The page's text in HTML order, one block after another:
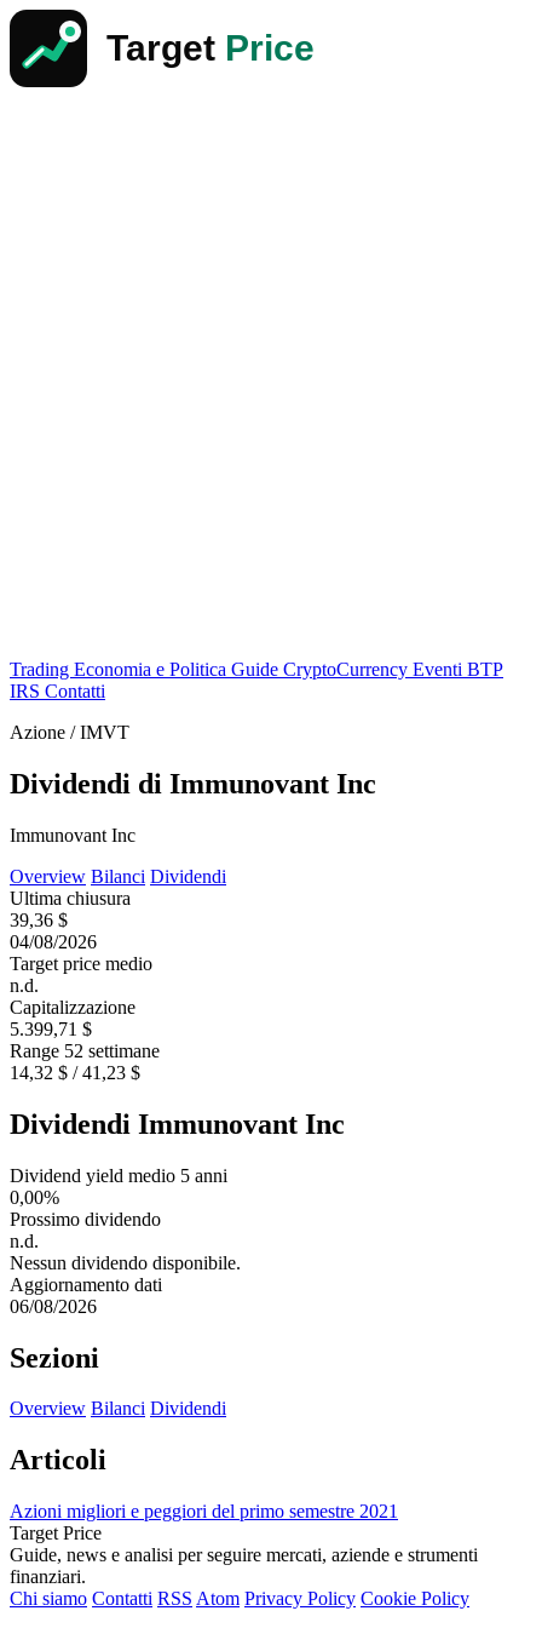
Trading Economia e Politica Guide CryptoCurrency Eventi BTP
IRS Contatti
Azione / IMVT
Dividendi di Immunovant Inc
Immunovant Inc
Overview Bilanci Dividendi
Ultima chiusura
39,36 $
04/08/2026
Target price medio
n.d.
Capitalizzazione
5.399,71 $
Range 52 settimane
14,32 $ / 41,23 $
Dividendi Immunovant Inc
Dividend yield medio 5 anni
0,00%
Prossimo dividendo
n.d.
Nessun dividendo disponibile.
Aggiornamento dati
06/08/2026
Sezioni
Overview Bilanci Dividendi
Articoli
Azioni migliori e peggiori del primo semestre 2021
Target Price
Guide, news e analisi per seguire mercati, aziende e strumenti
finanziari.
Chi siamo Contatti RSS Atom Privacy Policy Cookie Policy